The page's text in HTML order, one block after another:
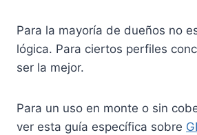
Para la mayoría de dueños no
lógica. Para ciertos perfiles
ser la mejor.
Para un uso en monte o sin
ver esta guía específica sobre